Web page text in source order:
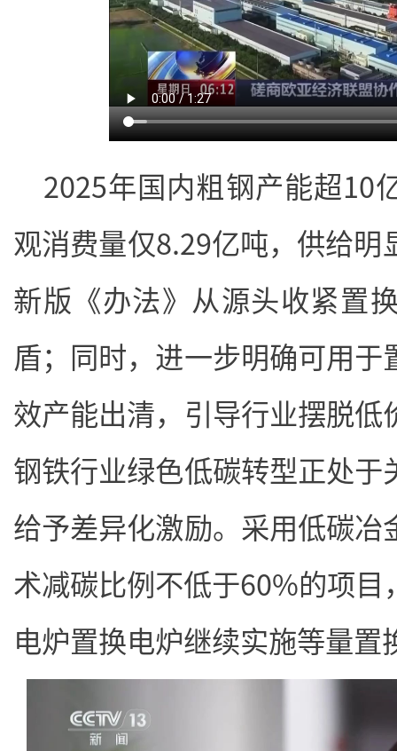
2025年国内粗钢产能超10
观消费量仅8.29亿吨，供给明
新版《办法》从源头收紧置
盾；同时，进一步明确可用于
效产能出清，引导行业摆脱低
钢铁行业绿色低碳转型正处于
给予差异化激励。采用低碳冶
术减碳比例不低于60%的项目
电炉置换电炉继续实施等量置